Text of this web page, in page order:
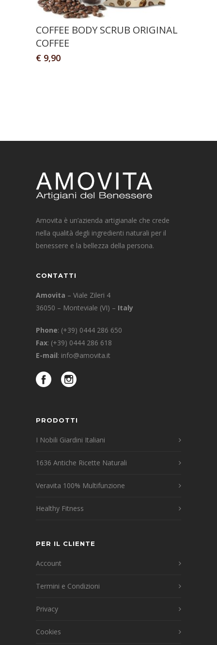
COFFEE BODY SCRUB ORIGINAL
COFFEE
€ 9,90
Amovita è un’azienda artigianale che crede
nella qualità degli ingredienti naturali per il
benessere e la bellezza della persona.
CONTATTI
Amovita – Viale Zileri 4
36050 – Monteviale (VI) – Italy
Phone: (+39) 0444 286 650
Fax: (+39) 0444 286 618
E-mail: info@amovita.it
PRODOTTI
I Nobili Giardini Italiani
1636 Antiche Ricette Naturali
Veravita 100% Multifunzione
Healthy Fitness
PER IL CLIENTE
Account
Termini e Condizioni
Privacy
Cookies